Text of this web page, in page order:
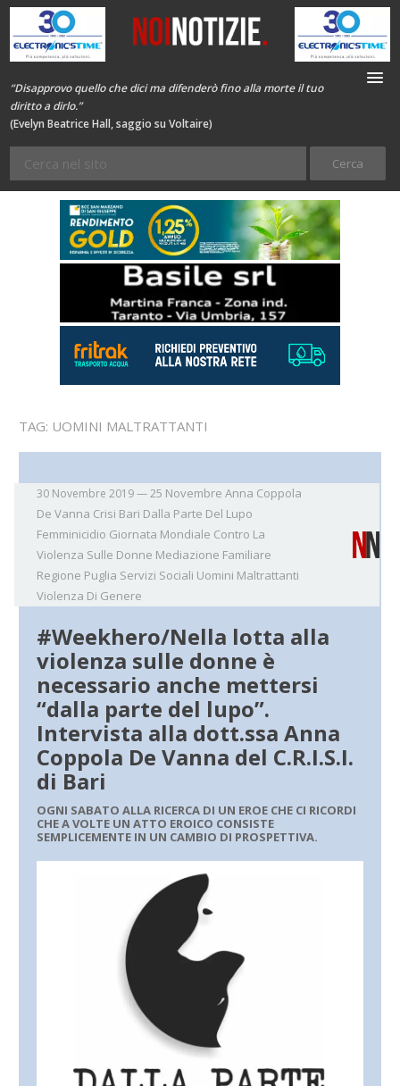
“Disapprovo quello che dici ma difenderò fino alla morte il tuo
diritto a dirlo.”
(Evelyn Beatrice Hall, saggio su Voltaire)
TAG: UOMINI MALTRATTANTI
30 Novembre 2019—25 Novembre Anna Coppola
De Vanna Crisi Bari Dalla Parte Del Lupo
Femminicidio Giornata Mondiale Contro La
Violenza Sulle Donne Mediazione Familiare
Regione Puglia Servizi Sociali Uomini Maltrattanti
Violenza Di Genere
#Weekhero/Nella lotta alla
violenza sulle donne è
necessario anche mettersi
“dalla parte del lupo”.
Intervista alla dott.ssa Anna
Coppola De Vanna del C.R.I.S.I.
di Bari
OGNI SABATO ALLA RICERCA DI UN EROE CHE CI RICORDI
CHE A VOLTE UN ATTO EROICO CONSISTE
SEMPLICEMENTE IN UN CAMBIO DI PROSPETTIVA.